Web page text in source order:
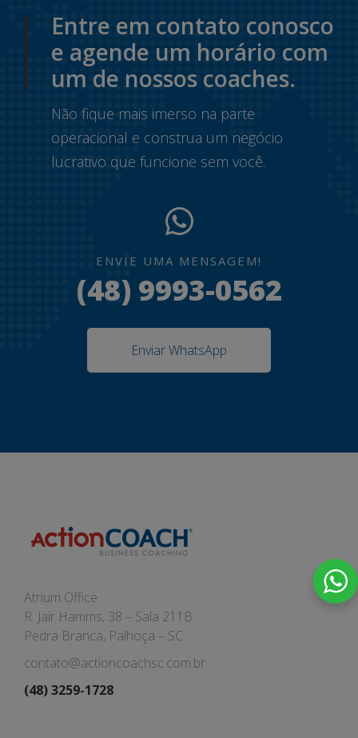
Entre em contato conosco
e agende um horário com
um de nossos coaches.
Não fique mais imerso na parte
operacional e construa um negócio
lucrativo que funcione sem você.
ENVIE UMA MENSAGEM!
(48) 9993-0562
Enviar WhatsApp
Atrium Office
R. Jair Hamms, 38 – Sala 211B
Pedra Branca, Palhoça – SC
contato@actioncoachsc.com.br
(48) 3259-1728